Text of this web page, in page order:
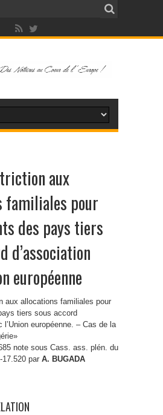
aux
familiales pour
des pays tiers
d’association
européenne
aux allocations familiales pour
tiers sous accord
l’Union européenne. – Cas de la
note sous Cass. ass. plén. du
17.520 par A. BUGADA